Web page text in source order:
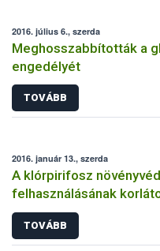
2016. július 6., szerda
Meghosszabbították a
engedélyét
TOVÁBB
2016. január 13., szerda
A klórpirifosz
felhasználásának
TOVÁBB